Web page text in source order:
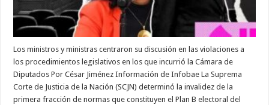
Los ministros y ministras centraron su discusión en las violaciones a
los procedimientos legislativos en los que incurrió la Cámara de
Diputados Por César Jiménez Información de Infobae La Suprema
Corte de Justicia de la Nación (SCJN) determinó la invalidez de la
primera fracción de normas que constituyen el Plan B electoral del